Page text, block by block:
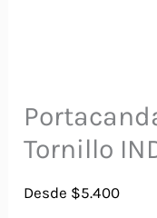
Tornillo
Desde $5.400